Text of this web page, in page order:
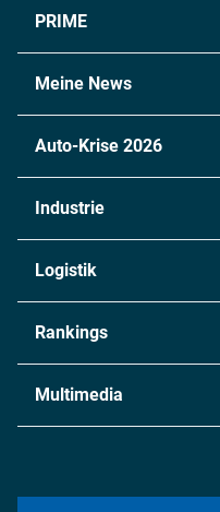
PRIME
Meine News
Auto-Krise 2026
Industrie
Chemie
Metall
Energie
Logistik
Rankings
Multimedia